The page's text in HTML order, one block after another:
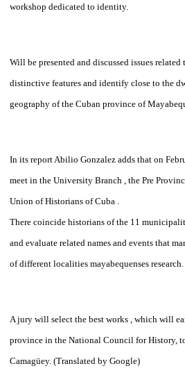
workshop dedicated to identity.
Will be presented and discussed issues related
distinctive features and identify close to the
geography of the Cuban province of
In its report Abilio Gonzalez adds that on
meet in the University Branch , the Pre
Union of Historians of Cuba .
There coincide historians of the 11
and evaluate related names and events that
of different localities mayabequenses research.
A jury will select the best works , which will
province in the National Council for History,
Camagüey. (Translated by Google)